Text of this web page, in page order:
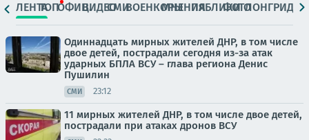
ЛЕНТАТОПОФИЦ.ВИДЕОСМИВОЕНКОРЫМНЕНИЯПАБЛИКИ
ФОТОЛОНГРИДЫ
Одиннадцать мирных жителей ДНР, в том числе
двое детей, пострадали сегодня из-за атак
ударных БПЛА ВСУ – глава региона Денис
Пушилин
СМИ 23:12
11 мирных жителей ДНР, в том числе двое детей,
пострадали при атаках дронов ВСУ